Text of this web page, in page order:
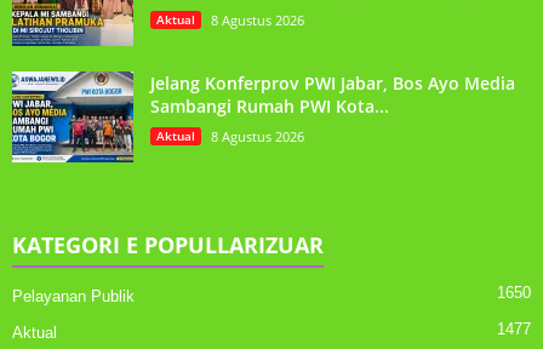
Aktual 8 Agustus 2026
Jelang Konferprov PWI Jabar, Bos Ayo Media
Sambangi Rumah PWI Kota...
Aktual 8 Agustus 2026
KATEGORI E POPULLARIZUAR
Pelayanan Publik 1650
Aktual 1477